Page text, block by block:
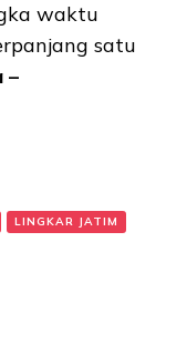
waktu
satu
–
LINGKAR JATIM